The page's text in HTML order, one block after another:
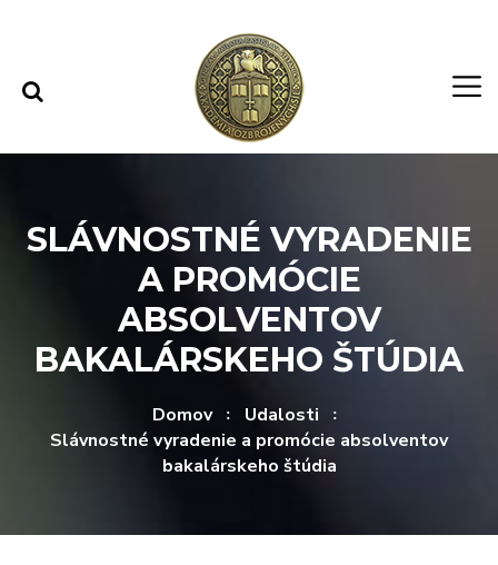
SLÁVNOSTNÉ VYRADENIE
A PROMÓCIE
ABSOLVENTOV
BAKALÁRSKEHO ŠTÚDIA
Domov
Udalosti
Slávnostné vyradenie a promócie absolventov
bakalárskeho štúdia